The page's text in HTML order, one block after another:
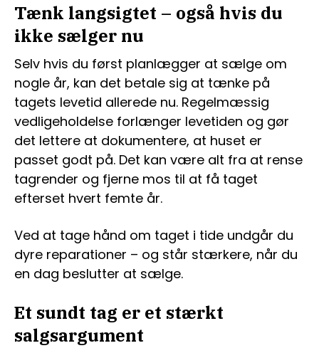
Tænk langsigtet – også hvis du
ikke sælger nu
Selv hvis du først planlægger at sælge om
nogle år, kan det betale sig at tænke på
tagets levetid allerede nu. Regelmæssig
vedligeholdelse forlænger levetiden og gør
det lettere at dokumentere, at huset er
passet godt på. Det kan være alt fra at rense
tagrender og fjerne mos til at få taget
efterset hvert femte år.
Ved at tage hånd om taget i tide undgår du
dyre reparationer – og står stærkere, når du
en dag beslutter at sælge.
Et sundt tag er et stærkt
salgsargument